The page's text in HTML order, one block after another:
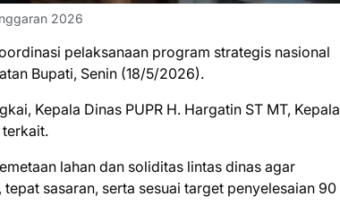
2026
pelaksanaan program strategis nasional
Bupati, Senin (18/5/2026).
Kepala Dinas PUPR H. Hargatin ST MT, Kepala
terkait.
lahan dan soliditas lintas dinas agar
sasaran, serta sesuai target penyelesaian 90